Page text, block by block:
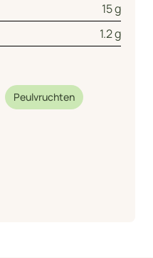
15 g
1.2 g
Peulvruchten